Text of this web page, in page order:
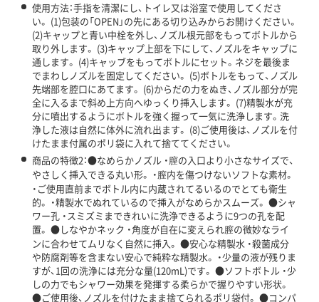
使用方法：手指を清潔にし、トイレ又は浴室で使用してくださ
い。 (1)包装の「OPEN」の先にある切り込みからお開けください。
(2)キャップと青い中栓を外し、ノズル根元部をもってボトルから
取り外します。 (3)キャップ上部を下にして、ノズルをキャップに
通します。 (4)キャッブをもってボトルにセット。ネジを最後ま
でまわしノズルを固定してください。 (5)ボトルをもって、ノズル
先端部を腔口にあてます。 (6)からだの力をぬき、ノズル部分が完
全に入るまで斜め上方向へゆっくり挿入します。 (7)精製水が充
分に噴出するようにボトルを強く握って一気に洗浄します。洗
浄した液は自然に体外に流れ出ます。 (8)ご使用後は、ノズルを付
けたまま付属のポリ袋に入れて捨ててください。
商品の特徴2：●なめらかノズル ・膣の入口より小さなサイズで、
やさしく挿入できる丸い形。 ・膣内を傷つけないソフトな素材。
・ご使用直前までボトル内に内蔵されてるいるのでとても衛生
的。 ・精製水でぬれているので挿入がなめらかスムーズ。 ●シャ
ワー孔 ・スミズミまできれいに洗浄できるように9つの孔を配
置。 ●しなやかネック ・角度が自在に変えられ膣の微妙なライ
ンに合わせてムリなく自然に挿入。 ●安心な精製水 ・殺菌成分
や防腐剤等を含まない安心で純粋な精製水。 ・少量の液が残りま
すが、1回の洗浄には充分な量(120mL)です。 ●ソフトボトル ・少
しの力でもシャワー効果を発揮する柔らかで握りやすい形状。
●ご使用後、ノズルを付けたまま捨てられるポリ袋付。 ●コンパ